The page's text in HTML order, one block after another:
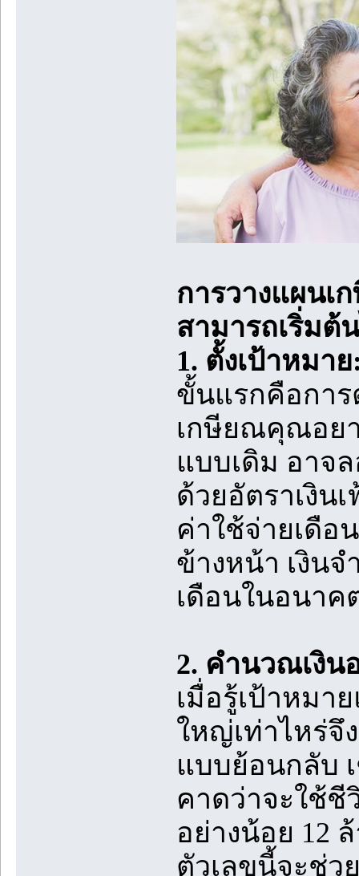
การวางแผน
สามารถเริ่มต้
1. ตั้งเป้าหมา
ขั้นแรกคือการ
เกษียณคุณอยา
แบบเดิม อาจ
ด้วยอัตราเงิน
ค่าใช้จ่ายเดือ
ข้างหน้า เงิน
เดือนในอนาค
2. คำนวณเงิน
เมื่อรู้เป้าหมา
ใหญ่เท่าไหร่จึ
แบบย้อนกลับ
คาดว่าจะใช้ชี
อย่างน้อย 12
ตัวเลขนี้จะช่